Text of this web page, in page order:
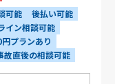
可能
後払い可能
イン相談可能
プランあり
故直後の相談可能